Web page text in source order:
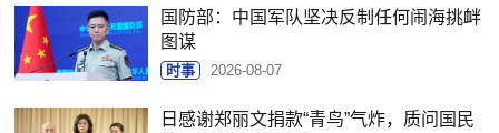
国防部：中国军队坚决反制任何闹海挑衅
图谋
时事 2026-08-07
日感谢郑丽文捐款“青鸟”气炸，质问国民